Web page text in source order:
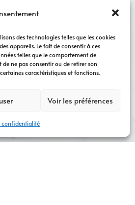
des technologies telles que les cookies
appareils. Le fait de consentir à ces
telles que le comportement de
ne pas consentir ou de retirer son
caractéristiques et fonctions.
Voir les préférences
confidentialité